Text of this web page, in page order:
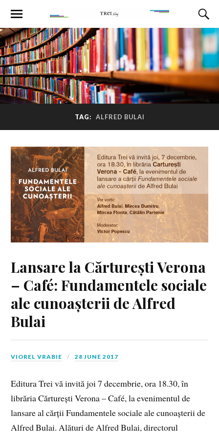
TAG: ALFRED BULAI
Lansare la Cărturești Verona
– Café: Fundamentele sociale
ale cunoașterii de Alfred
Bulai
VIOREL VRABIE 28 JUNE 2017
Editura Trei vă invită joi 7 decembrie, ora 18.30, în
librăria Cărturești Verona – Café, la evenimentul de
lansare al cărții Fundamentele sociale ale cunoașterii de
Alfred Bulai. Alături de Alfred Bulai, directorul